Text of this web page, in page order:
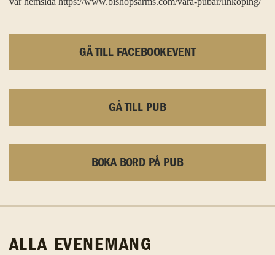
GÅ TILL FACEBOOKEVENT
GÅ TILL PUB
BOKA BORD PÅ PUB
ALLA EVENEMANG